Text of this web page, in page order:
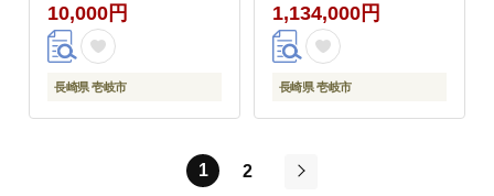
10000円 1万円
10,000円
長崎県 壱岐市
1,134,000円
長崎県 壱岐市
1
2